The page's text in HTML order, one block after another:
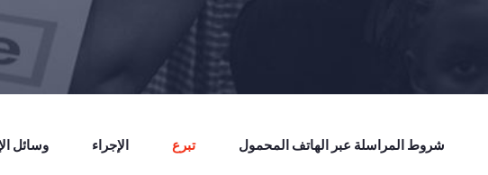
وسائل الإجراء تبرع شروط المراسلة عبر الهاتف المحمول